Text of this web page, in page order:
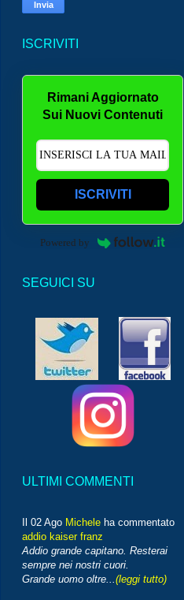
ISCRIVITI
Rimani Aggiornato
Sui Nuovi Contenuti
ISCRIVITI
Powered by
SEGUICI SU
ULTIMI COMMENTI
Il 02 Ago Michele ha commentato
addio kaiser franz
Addio grande capitano. Resterai
sempre nei nostri cuori.
Grande uomo oltre... (leggi tutto)